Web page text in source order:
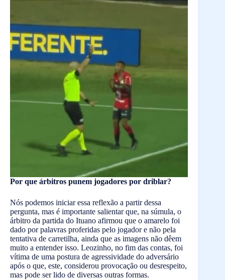
Por que árbitros punem jogadores por driblar?
Nós podemos iniciar essa reflexão a partir dessa
pergunta, mas é importante salientar que, na súmula, o
árbitro da partida do Ituano afirmou que o amarelo foi
dado por palavras proferidas pelo jogador e não pela
tentativa de carretilha, ainda que as imagens não dêem
muito a entender isso. Leozinho, no fim das contas, foi
vítima de uma postura de agressividade do adversário
após o que, este, considerou provocação ou desrespeito,
mas pode ser lido de diversas outras formas.